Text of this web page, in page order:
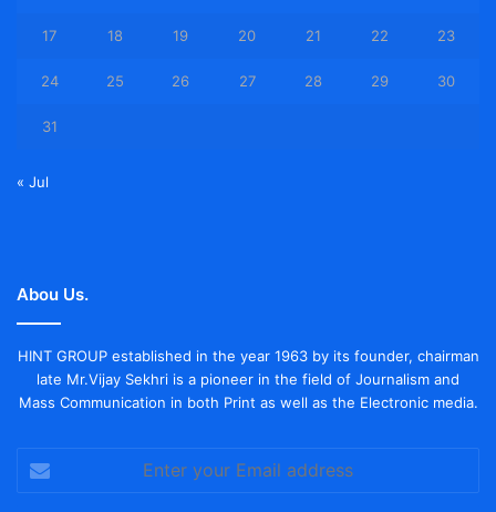
17 18 19 20 21 22 23
24 25 26 27 28 29 30
31
« Jul
Abou Us.
HINT GROUP established in the year 1963 by its founder, chairman
late Mr.Vijay Sekhri is a pioneer in the field of Journalism and
Mass Communication in both Print as well as the Electronic media.
your